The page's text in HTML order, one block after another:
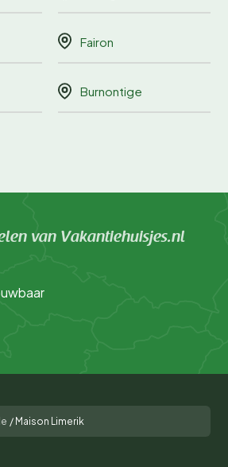
Fairon
Burnontige
van Vakantiehuisjes.nl
/ Maison Limerik